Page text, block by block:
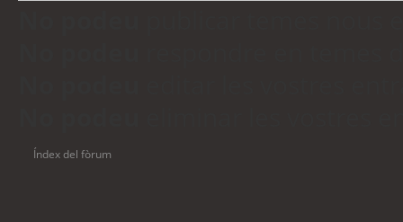
Índex del fòrum